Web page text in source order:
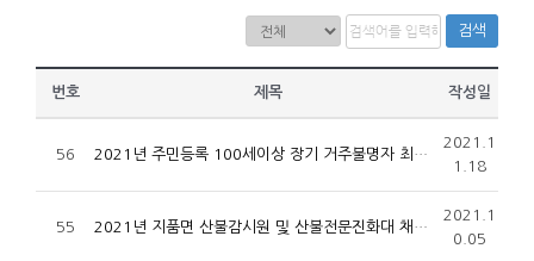
검색
번호 제목 작성일
56 2021년 주민등록 100세이상 장기 거주불명자 최고 공고
2021.1
1.18
55 2021년 지품면 산불감시원 및 산불전문진화대 채용 공고
2021.1
0.05